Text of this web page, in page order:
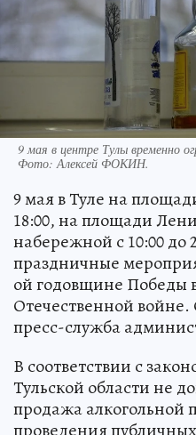
9 мая в центре Тулы временно
Фото:Алексей ФОКИН.
9 мая в Туле на
18:00, на площади
набережной с 10:00 до
праздничные
ой годовщине Победы
Отечественной
пресс-служба
В соответствии с
Тульской области не
продажа алкогольной